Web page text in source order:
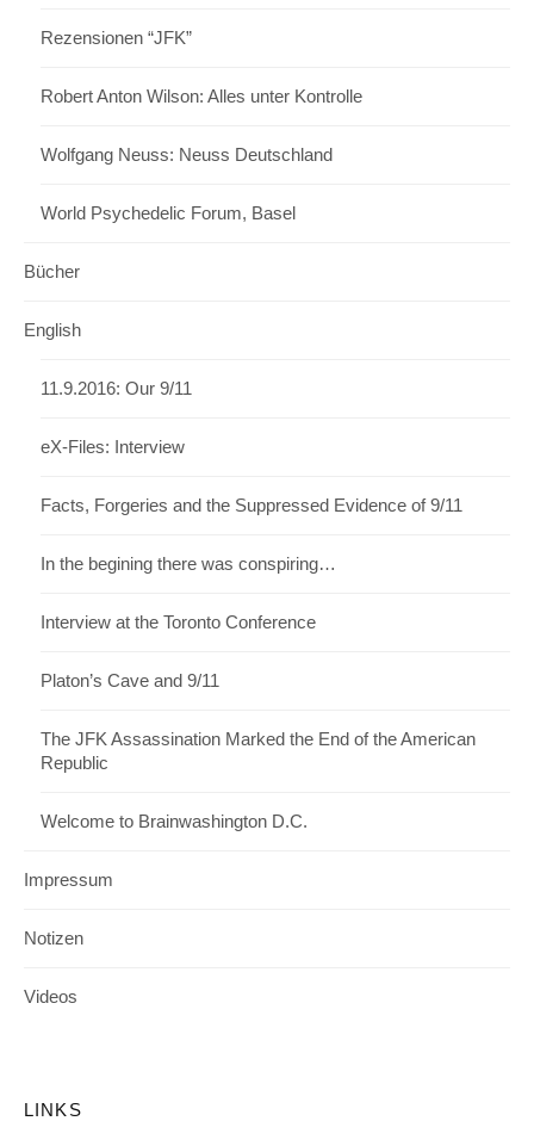
Rezensionen “JFK”
Robert Anton Wilson: Alles unter Kontrolle
Wolfgang Neuss: Neuss Deutschland
World Psychedelic Forum, Basel
Bücher
English
11.9.2016: Our 9/11
eX-Files: Interview
Facts, Forgeries and the Suppressed Evidence of 9/11
In the begining there was conspiring…
Interview at the Toronto Conference
Platon’s Cave and 9/11
The JFK Assassination Marked the End of the American
Republic
Welcome to Brainwashington D.C.
Impressum
Notizen
Videos
LINKS